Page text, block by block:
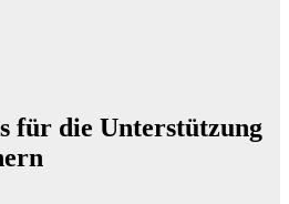
für die Unterstützung